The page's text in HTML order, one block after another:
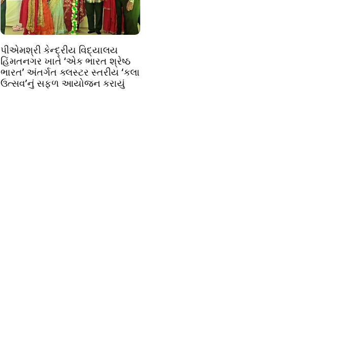
પીએમશ્રી કેન્દ્રીય વિદ્યાલય
હિંમતનગર ખાતે ‘એક ભારત શ્રેષ્ઠ
ભારત’ અંતર્ગત ક્લસ્ટર સ્તરીય ‘કલા
ઉત્સવ’નું સફળ આયોજન કરાયું